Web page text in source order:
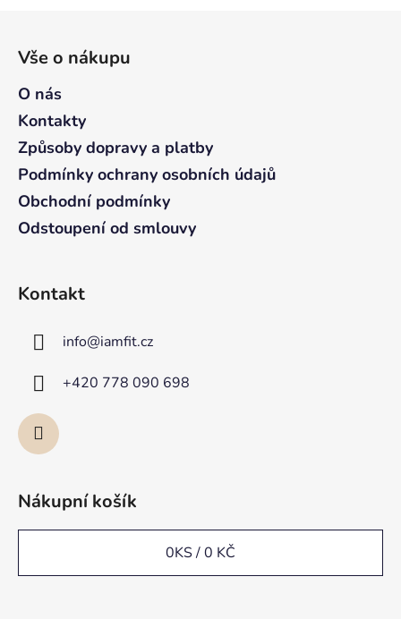
Vše o nákupu
O nás
Kontakty
Způsoby dopravy a platby
Podmínky ochrany osobních údajů
Obchodní podmínky
Odstoupení od smlouvy
Kontakt
info@iamfit.cz
+420 778 090 698
Nákupní košík
0KS /0 KČ